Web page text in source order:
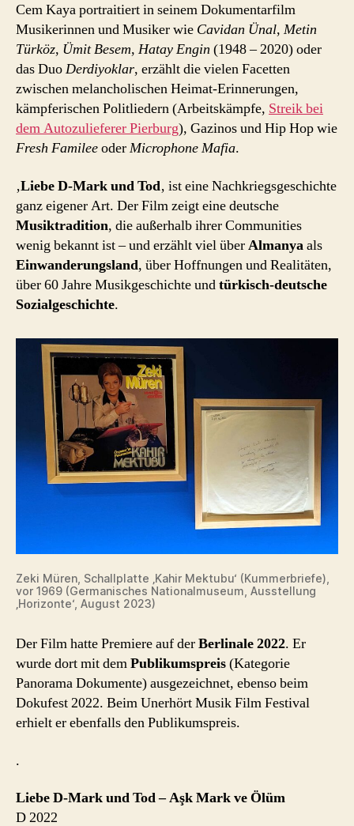
Cem Kaya portraitiert in seinem Dokumentarfilm
Musikerinnen und Musiker wie Cavidan Ünal, Metin
Türköz, Ümit Besem, Hatay Engin (1948 – 2020) oder
das DuoDerdiyoklar, erzählt die vielen Facetten
zwischen melancholischen Heimat-Erinnerungen,
kämpferischen Politliedern (Arbeitskämpfe, Streik bei
dem Autozulieferer Pierburg), Gazinos und Hip Hop wie
Fresh FamileeoderMicrophone Mafia.
‚Liebe D-Mark und Tod‚ ist eine Nachkriegsgeschichte
ganz eigener Art. Der Film zeigt eine deutsche
Musiktradition, die außerhalb ihrer Communities
wenig bekannt ist – und erzählt viel überAlmanyaals
Einwanderungsland, über Hoffnungen und Realitäten,
über 60 Jahre Musikgeschichte undtürkisch-deutsche
Sozialgeschichte.
Zeki Müren, Schallplatte ‚Kahir Mektubu‘ (Kummerbriefe),
vor 1969 (Germanisches Nationalmuseum, Ausstellung
‚Horizonte‘, August 2023)
Der Film hatte Premiere auf derBerlinale 2022. Er
wurde dort mit demPublikumspreis(Kategorie
Panorama Dokumente) ausgezeichnet, ebenso beim
Dokufest 2022. Beim Unerhört Musik Film Festival
erhielt er ebenfalls den Publikumspreis.
.
Liebe D-Mark und Tod– Aşk Mark ve Ölüm
D 2022